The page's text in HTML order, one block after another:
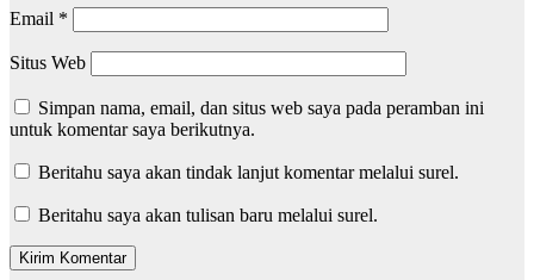
Email *
Situs Web
Simpan nama, email, dan situs web saya pada peramban ini
untuk komentar saya berikutnya.
Beritahu saya akan tindak lanjut komentar melalui surel.
Beritahu saya akan tulisan baru melalui surel.